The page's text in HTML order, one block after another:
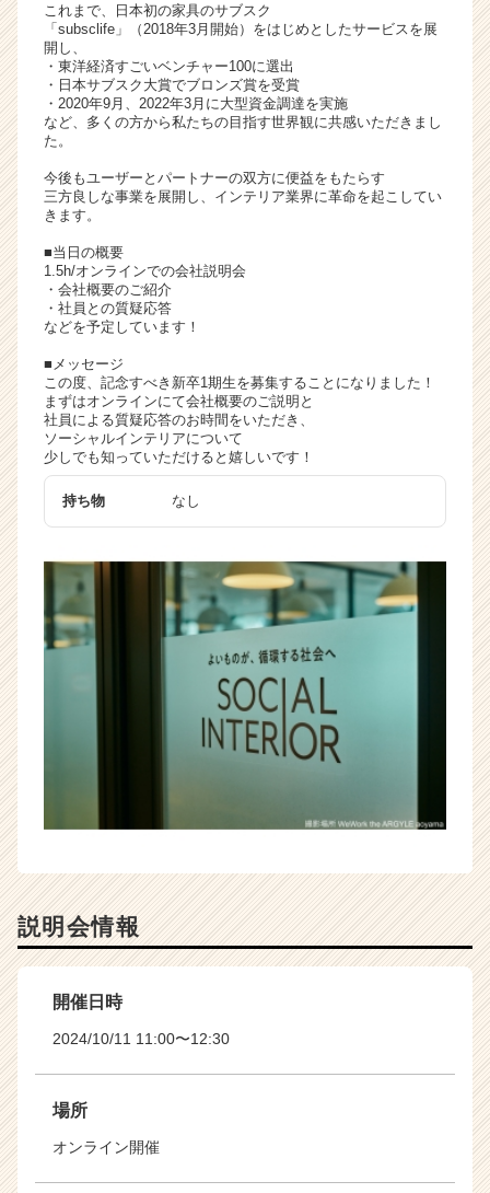
活
イ
ト
チ
ア
ャ
リ
h
e
a
r
e
e
r）
これまで、日本初の家具のサブスク
「subsclife」（2018年3月開始）をはじめとしたサービスを展
開し、
・東洋経済すごいベンチャー100に選出
・日本サブスク大賞でブロンズ賞を受賞
・2020年9月、2022年3月に大型資金調達を実施
など、多くの方から私たちの目指す世界観に共感いただきまし
た。
今後もユーザーとパートナーの双方に便益をもたらす
三方良しな事業を展開し、インテリア業界に革命を起こしてい
きます。
■当日の概要
1.5h/オンラインでの会社説明会
・会社概要のご紹介
・社員との質疑応答
などを予定しています！
■メッセージ
この度、記念すべき新卒1期生を募集することになりました！
まずはオンラインにて会社概要のご説明と
社員による質疑応答のお時間をいただき、
ソーシャルインテリアについて
少しでも知っていただけると嬉しいです！
持ち物 なし
説明会情報
開催日時
2024/10/11 11:00〜12:30
場所
オンライン開催